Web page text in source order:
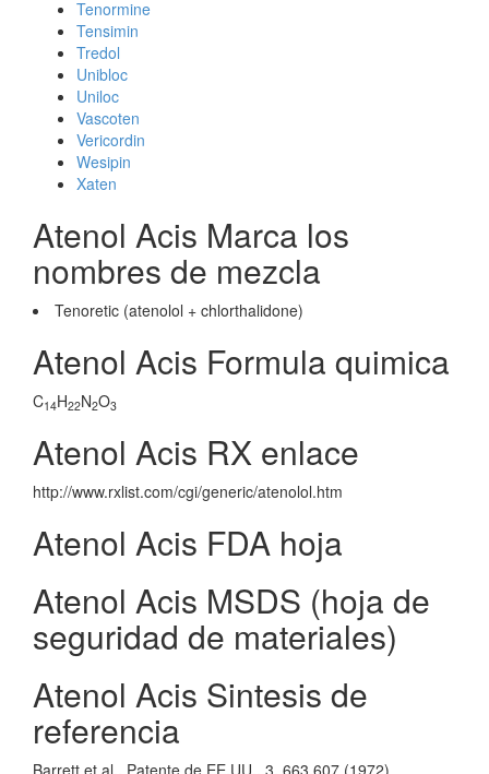
Tenormine
Tensimin
Tredol
Unibloc
Uniloc
Vascoten
Vericordin
Wesipin
Xaten
Atenol Acis Marca los
nombres de mezcla
Tenoretic (atenolol + chlorthalidone)
Atenol Acis Formula quimica
C14H22N2O3
Atenol Acis RX enlace
http://www.rxlist.com/cgi/generic/atenolol.htm
Atenol Acis FDA hoja
Atenol Acis MSDS (hoja de
seguridad de materiales)
Atenol Acis Sintesis de
referencia
Barrett et al., Patente de EE.UU.. 3, 663,607 (1972)